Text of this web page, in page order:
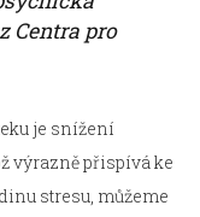
Centra pro
je snížení
výrazně přispívá ke
stresu, můžeme